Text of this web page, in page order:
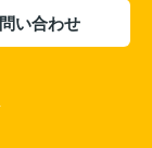
い合わせ